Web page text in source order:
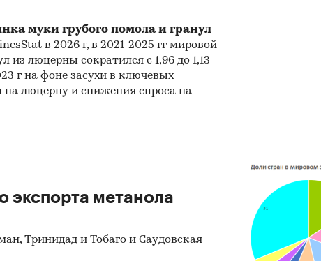
муки грубого помола и гранул
в 2026 г, в 2021-2025 гг мировой
из люцерны сократился с 1,96 до 1,13
г на фоне засухи в ключевых
на люцерну и снижения спроса на
экспорта метанола
Тринидад и Тобаго и Саудовская